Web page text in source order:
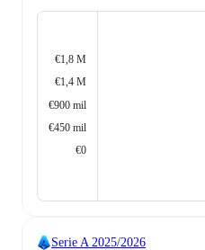
€1,8 M
€1,4 M
€900 mil
€450 mil
€0
Serie A 2025/2026